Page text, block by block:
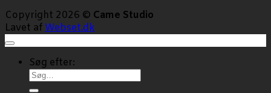
Copyright 2026 © Came Studio
Lavet af Webset.dk
Søg efter: